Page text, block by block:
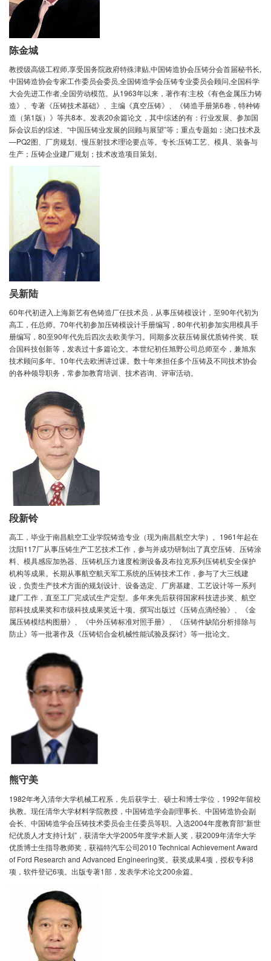
陈金城
教授级高级工程师,享受国务院政府特殊津贴,中国铸造协会压铸分会首届秘书长,
中国铸造协会专家工作委员会委员,全国铸造学会压铸专业委员会顾问,全国科学
大会先进工作者,全国劳动模范。 从1963年以来，著作有:主校《有色金属压力铸
造》、专著《压铸技术基础》、主编《真空压铸》、《铸造手册第6卷，特种铸
造（第1版）》等共8本。发表20余篇论文，其中综述的有：行业发展、参加国
际会议后的综述、“中国压铸业发展的回顾与展望”等；重点专题如：浇口技术及
—PQ2图、厂房规划、慢压射技术理论要点等。专长:压铸工艺、模具、装备与
生产；压铸企业建厂规划；技术改造项目策划。
吴新陆
60年代初进入上海新艺有色铸造厂任技术员，从事压铸模设计，至90年代初为
高工，任总师。70年代初参加压铸模设计手册编写，80年代初参加实用模具手
册编写，80至90年代先后四次去欧美学习。同期多次获压铸展优质铸件奖、联
合国科技创新等，发表过十多篇论文。本世纪初任旭野公司总师至今，兼旭东
技术顾问多年。10年代去欧洲讲过课。数十年来担任多个压铸及不同技术协会
的各种领导职务，常参加教育培训、技术咨询、评审活动。
段新铃
高工，毕业于南昌航空工业学院铸造专业（现为南昌航空大学）。1961年起在
沈阳117厂从事压铸生产工艺技术工作，参与并成功研制出了真空压铸、压铸涂
料、模具感应加热器、压铸机压力速度检测设备及布拉克系列压铸机安全保护
机构等成果。长期从事航空航天军工系统的压铸技术工作，参与了大三线建
设，负责生产技术方面的规划设计、设备选定、厂房基建、工艺设计等一系列
建厂工作，直至工厂完成试生产定型。多年来先后获得国家科技进步奖、航空
部科技成果奖和市级科技成果奖近十项。撰写出版过《压铸点滴经验》、《金
属压铸模结构图册》、《中外压铸标准对照手册》、《压铸件缺陷分析排除与
防止》等一批著作及《压铸铝合金机械性能试验及探讨》等一批论文。
熊守美
1982年考入清华大学机械工程系，先后获学士、硕士和博士学位，1992年留校
执教。现任清华大学材料学院教授，中国铸造学会副理事长、中国铸造协会副
会长、中国铸造学会压铸技术委员会主任委员等职。入选2004年度教育部“新世
纪优质人才支持计划”，获清华大学2005年度学术新人奖，获2009年清华大学
优质博士生指导教师奖，获福特汽车公司2010 Technical Achievement Award
of Ford Research and Advanced Engineering奖。获奖成果4项，授权专利8
项，软件登记6项。出版专著1部，发表学术论文200余篇。